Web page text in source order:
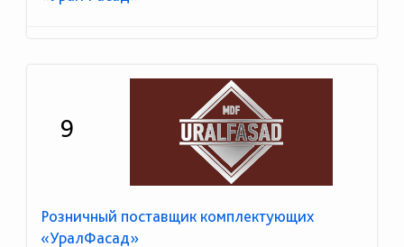
9
Розничный поставщик комплектующих
«УралФасад»